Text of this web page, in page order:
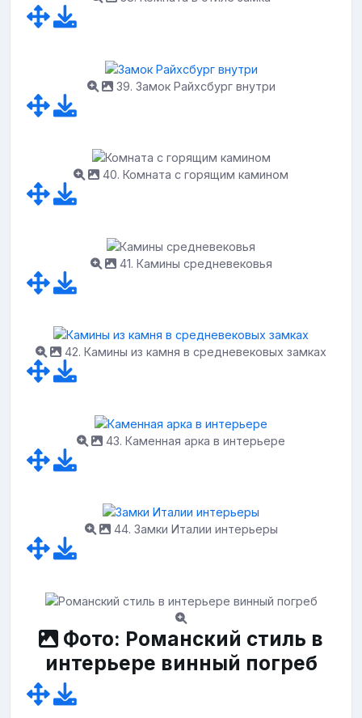
39. Замок Райхсбург внутри
40. Комната с горящим камином
41. Камины средневековья
42. Камины из камня в средневековых замках
43. Каменная арка в интерьере
44. Замки Италии интерьеры
Фото: Романский стиль в
интерьере винный погреб